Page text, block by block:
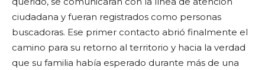
ciudadana y fueran registrados como personas
buscadoras. Ese primer contacto abrió finalmente el
camino para su retorno al territorio y hacia la verdad
que su familia había esperado durante más de una